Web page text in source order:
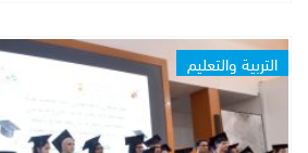
التربية والتعليم